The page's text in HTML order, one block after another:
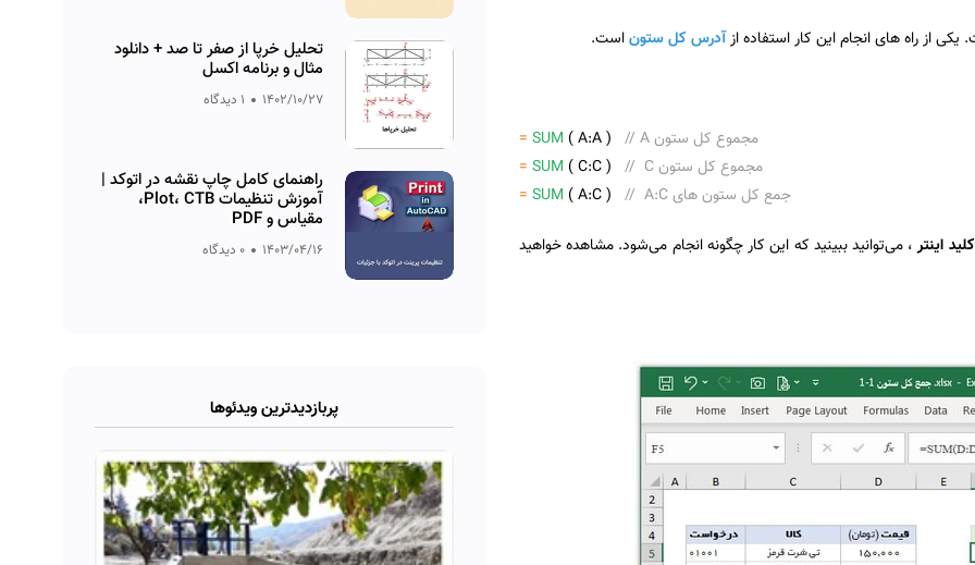
از راه های انجام این کار استفاده ازآدرس کل ستوناست.
= SUM ( A:A )
= SUM ( C:C )
= SUM ( A:C )
کلید اینتر، می‌توانید ببینید که این کار چگونه انجام می‌شود. مشاهده خواهید
تحلیل خرپا از صفر تا صد + دانلود
مثال و برنامه اکسل
1402/10/27 1 دیدگاه
راهنمای کامل چاپ نقشه در اتوکد |
آموزش تنظیمات Plot، CTB،
مقیاس و PDF
1403/04/16 0 دیدگاه
پربازدیدترین ویدئوها